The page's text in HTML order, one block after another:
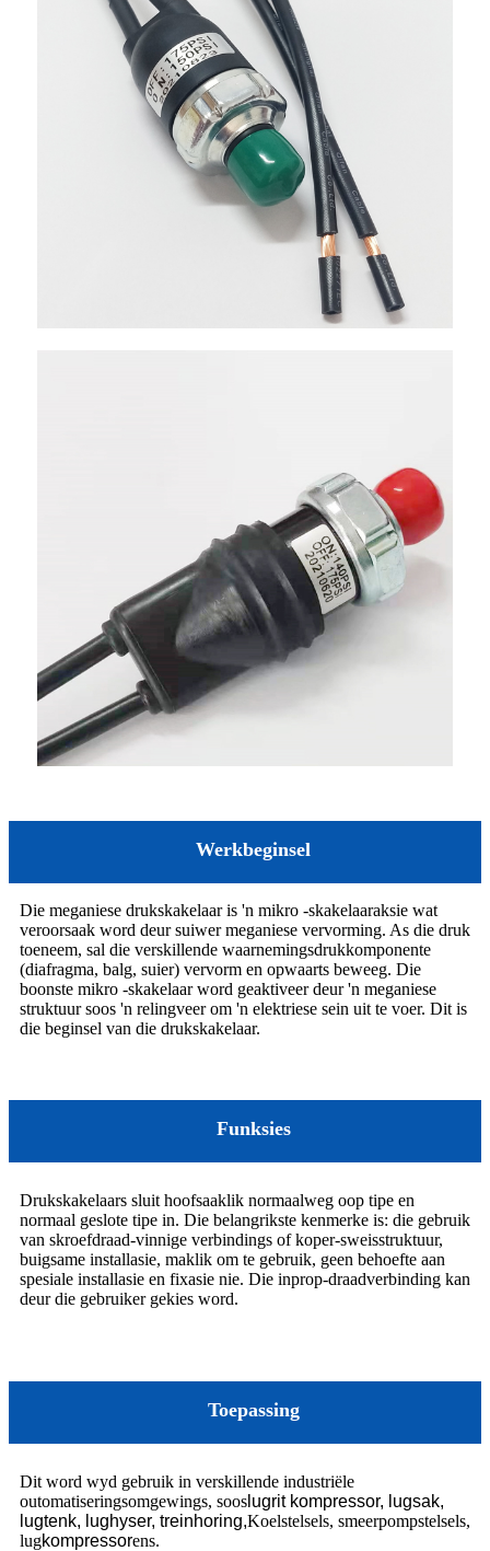
Werkbeginsel
Die meganiese drukskakelaar is 'n mikro -skakelaaraksie wat
veroorsaak word deur suiwer meganiese vervorming. As die druk
toeneem, sal die verskillende waarnemingsdrukkomponente
(diafragma, balg, suier) vervorm en opwaarts beweeg. Die
boonste mikro -skakelaar word geaktiveer deur 'n meganiese
struktuur soos 'n relingveer om 'n elektriese sein uit te voer. Dit is
die beginsel van die drukskakelaar.
Funksies
Drukskakelaars sluit hoofsaaklik normaalweg oop tipe en
normaal geslote tipe in. Die belangrikste kenmerke is: die gebruik
van skroefdraad-vinnige verbindings of koper-sweisstruktuur,
buigsame installasie, maklik om te gebruik, geen behoefte aan
spesiale installasie en fixasie nie. Die inprop-draadverbinding kan
deur die gebruiker gekies word.
Toepassing
Dit word wyd gebruik in verskillende industriële
outomatiseringsomgewings, soos lugrit kompressor, lugsak,
lugtenk, lughyser, treinhoring,Koelstelsels, smeerpompstelsels,
lugkompressorens.